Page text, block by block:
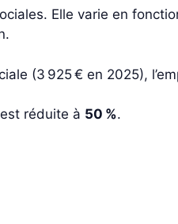
Elle varie en
(3 925 € en 2025),
réduite à 50 %.